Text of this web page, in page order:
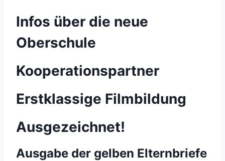
Infos über die neue
Oberschule
Kooperationspartner
Erstklassige Filmbildung
Ausgezeichnet!
Ausgabe der gelben Elternbriefe